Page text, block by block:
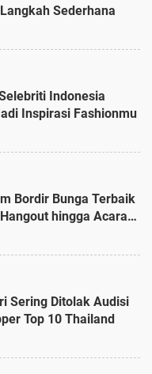
Sederhana
Indonesia
Inspirasi Fashionmu
Bordir Bunga Terbaik
hingga Acara
Sering Ditolak Audisi
Top 10 Thailand